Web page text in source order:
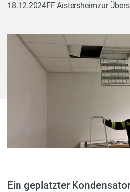
18.12.2024FF Aistersheimzur
Ein geplatzter